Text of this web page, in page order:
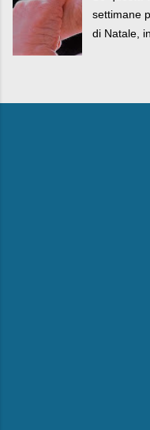
settimane
di Natale,
e la